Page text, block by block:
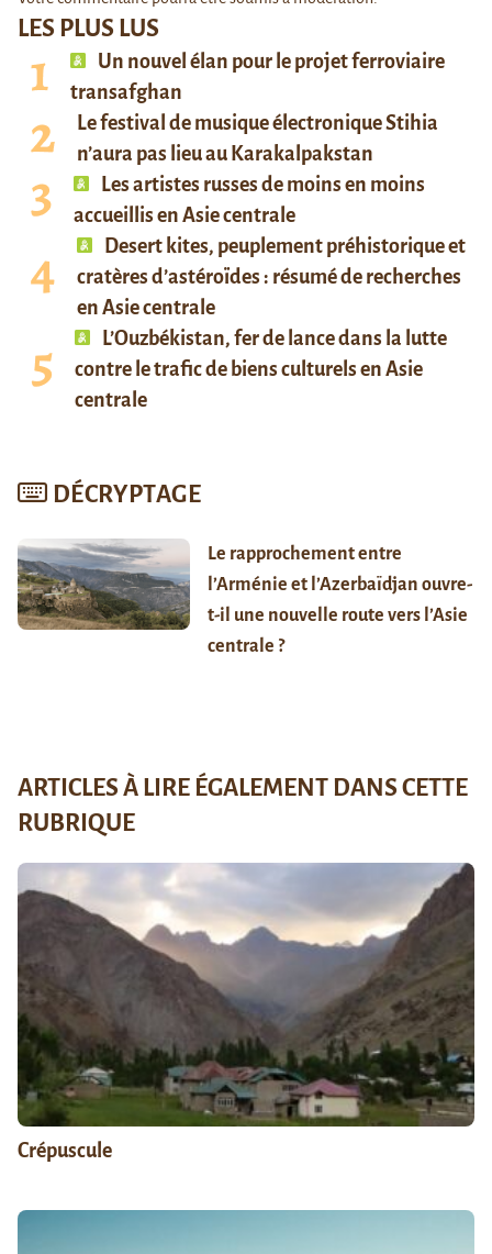
LES PLUS LUS
Un nouvel élan pour le projet ferroviaire
transafghan
Le festival de musique électronique Stihia
n’aura pas lieu au Karakalpakstan
Les artistes russes de moins en moins
accueillis en Asie centrale
Desert kites, peuplement préhistorique et
cratères d’astéroïdes : résumé de recherches
en Asie centrale
L’Ouzbékistan, fer de lance dans la lutte
contre le trafic de biens culturels en Asie
centrale
DÉCRYPTAGE
Le rapprochement entre
l’Arménie et l’Azerbaïdjan ouvre-
t-il une nouvelle route vers l’Asie
centrale ?
ARTICLES À LIRE ÉGALEMENT DANS CETTE
RUBRIQUE
Crépuscule